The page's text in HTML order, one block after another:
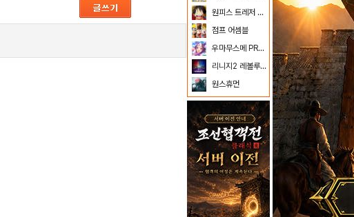
원피스 트레저 크루즈
점프 어셈블
우마무스메 PRETTY DERBY
리니지2 레볼루션
원스휴먼